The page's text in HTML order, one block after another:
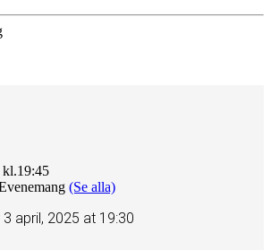
kl.19:45
(Se alla)
april, 2025 at 19:30